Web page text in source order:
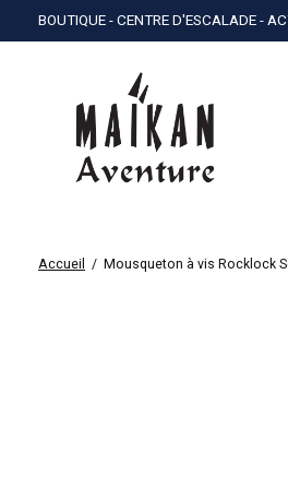
BOUTIQUE - CENTRE D'ESCALADE -
Accueil / Mousqueton à vis Rocklock